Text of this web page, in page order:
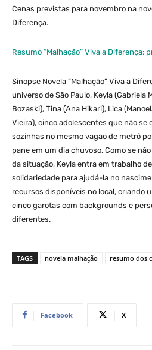
Cenas previstas para novembro na
Diferença.
Resumo “Malhação” Viva a Diferença:
Sinopse Novela “Malhação” Viva a
universo de São Paulo, Keyla (Gabriela
Bozaski), Tina (Ana Hikari), Lica
Vieira), cinco adolescentes que não se
sozinhas no mesmo vagão de metrô
pane em um dia chuvoso. Como se
da situação, Keyla entra em trabalho
solidariedade para ajudá-la no
recursos disponíveis no local, criando
cinco garotas com backgrounds e
diferentes.
TAGS novela malhação resumo dos
Facebook X